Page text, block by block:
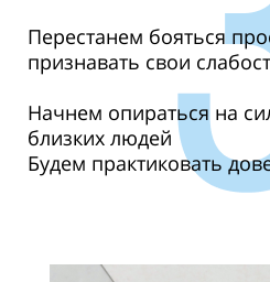
Перестанем бояться
признавать свои
Начнем опираться на
близких людей
Будем практиковать